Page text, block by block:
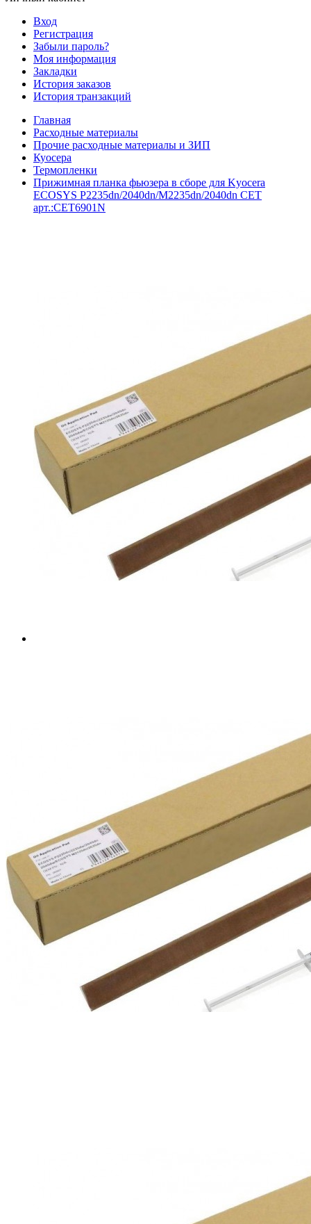
Вход
Регистрация
Забыли пароль?
Моя информация
Закладки
История заказов
История транзакций
Главная
Расходные материалы
Прочие расходные материалы и ЗИП
Куосера
Термопленки
Прижимная планка фьюзера в сборе для Kyocera
ECOSYS P2235dn/2040dn/M2235dn/2040dn CET
арт.:CET6901N